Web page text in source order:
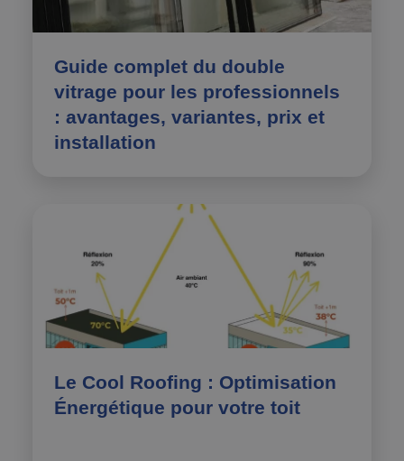
Guide complet du double
vitrage pour les professionnels
: avantages, variantes, prix et
installation
Le Cool Roofing : Optimisation
Énergétique pour votre toit